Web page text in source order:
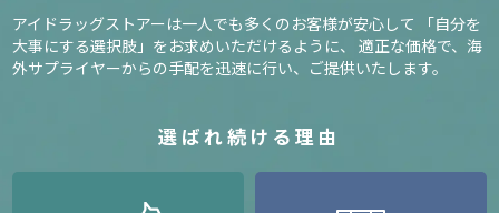
アイドラッグストアーは一人でも多くのお客様が安心して
「自分を
大事にする選択肢」をお求めいただけるように、
適正な価格で、海
外サプライヤーからの手配を迅速に行い、ご提供いたします。
選ばれ続ける理由